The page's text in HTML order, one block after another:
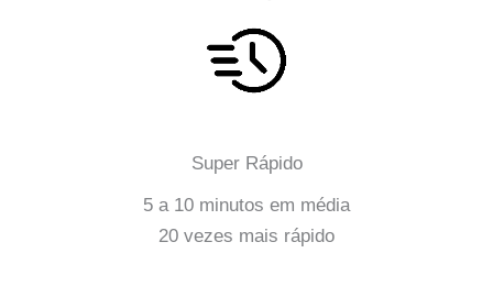
Super Rápido
5 a 10 minutos em média
20 vezes mais rápido